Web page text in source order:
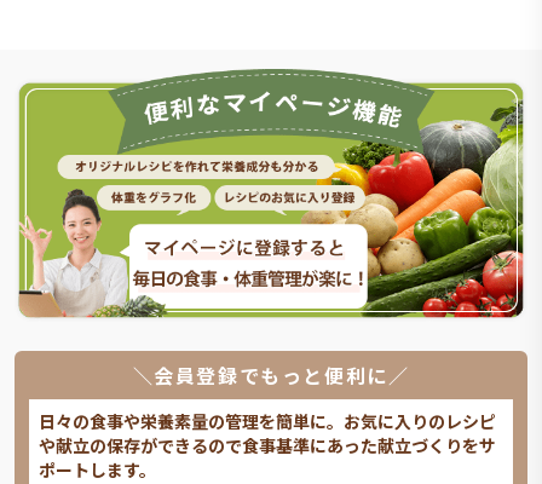
＼会員登録でもっと便利に／
日々の食事や栄養素量の管理を簡単に。お気に入りのレシピ
や献立の保存ができるので食事基準にあった献立づくりをサ
ポートします。